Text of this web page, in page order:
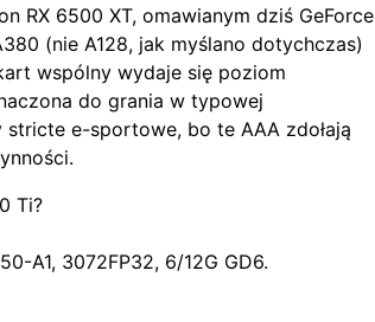
RX 6500 XT, omawianym dziś GeForce
(nie A128, jak myślano dotychczas)
wspólny wydaje się poziom
do grania w typowej
stricte e-sportowe, bo te AAA zdołają
Ti?
A1, 3072FP32, 6/12G GD6.